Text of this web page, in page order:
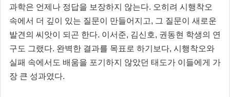
과학은 언제나 정답을 보장하지 않는다. 오히려 시행착오
속에서 더 깊이 있는 질문이 만들어지고, 그 질문이 새로운
발견의 씨앗이 되곤 한다. 이서준, 김신호, 권동현 학생의 연
구도 그랬다. 완벽한 결과를 목표로 하기보다, 시행착오와
실패 속에서도 배움을 포기하지 않았던 태도가 이들에게 가
장 큰 성과였다.